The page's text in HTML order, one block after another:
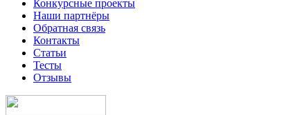
Конкурсные проекты
Наши партнёры
Обратная связь
Контакты
Статьи
Тесты
Отзывы